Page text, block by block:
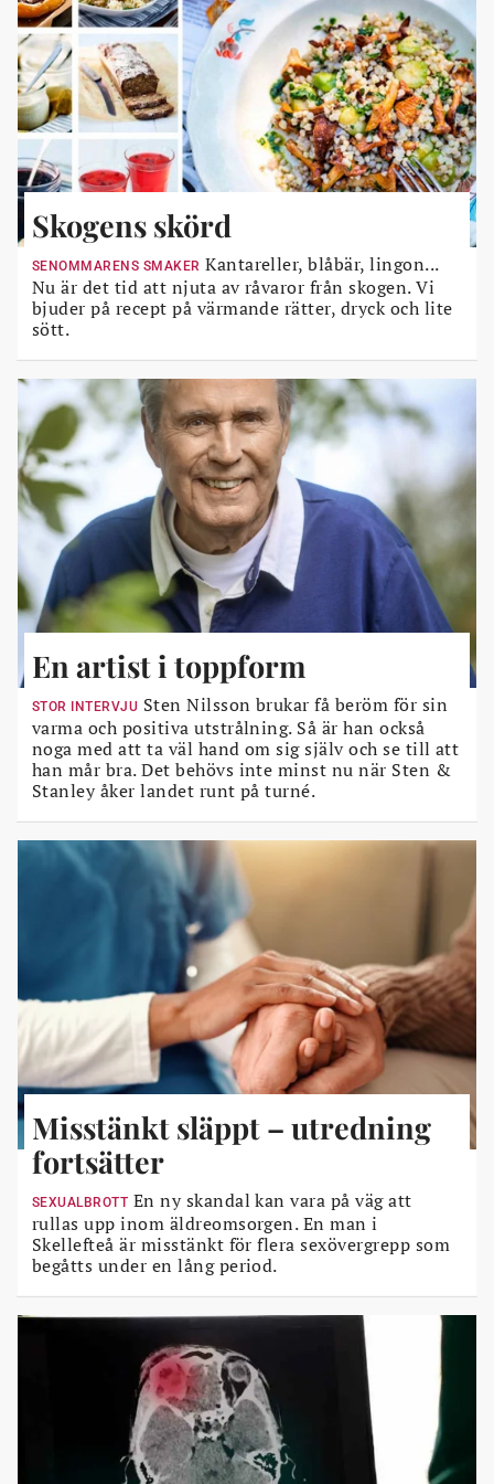
Skogens skörd
SENOMMARENS SMAKER Kantareller, blåbär, lingon...
Nu är det tid att njuta av råvaror från skogen. Vi
bjuder på recept på värmande rätter, dryck och lite
sött.
En artist i toppform
STOR INTERVJU Sten Nilsson brukar få beröm för sin
varma och positiva utstrålning. Så är han också
noga med att ta väl hand om sig själv och se till att
han mår bra. Det behövs inte minst nu när Sten &
Stanley åker landet runt på turné.
Misstänkt släppt – utredning
fortsätter
SEXUALBROTT En ny skandal kan vara på väg att
rullas upp inom äldreomsorgen. En man i
Skellefteå är misstänkt för flera sexövergrepp som
begåtts under en lång period.